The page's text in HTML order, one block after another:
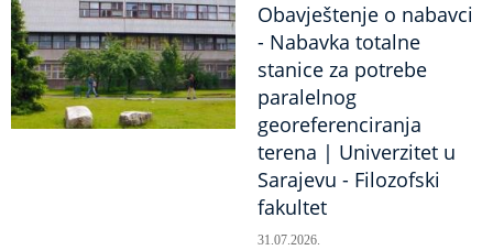
Obavještenje o nabavci
- Nabavka totalne
stanice za potrebe
paralelnog
georeferenciranja
terena | Univerzitet u
Sarajevu - Filozofski
fakultet
31.07.2026.